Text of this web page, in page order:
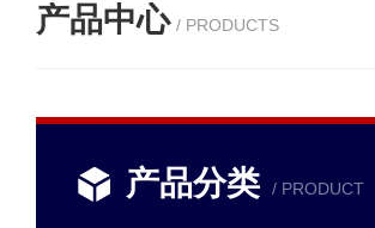
产品中心 / PRODUCTS
产品分类 / PRODUCT